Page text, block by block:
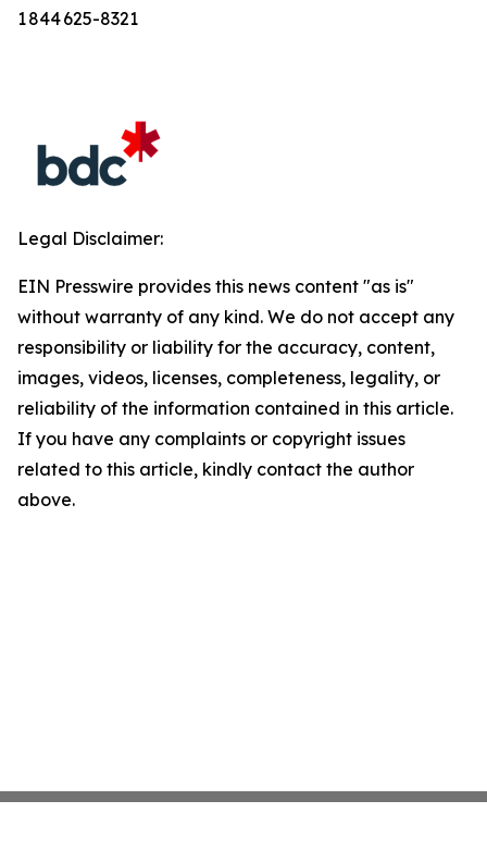
1 844 625-8321
Legal Disclaimer:
EIN Presswire provides this news content "as is"
without warranty of any kind. We do not accept any
responsibility or liability for the accuracy, content,
images, videos, licenses, completeness, legality, or
reliability of the information contained in this article.
If you have any complaints or copyright issues
related to this article, kindly contact the author
above.